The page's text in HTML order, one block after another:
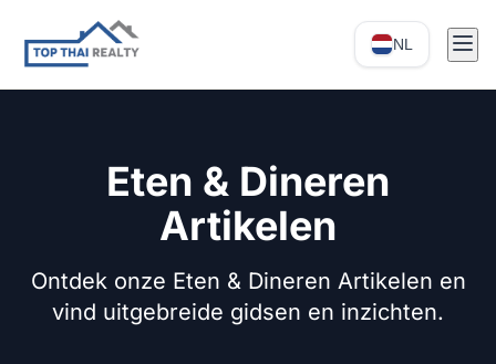
NL
Eten & Dineren
Artikelen
Ontdek onze Eten & Dineren Artikelen en
vind uitgebreide gidsen en inzichten.